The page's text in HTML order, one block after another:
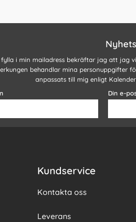
i min mailadress bekräftar jag att jag
behandlar mina personuppgifter
anpassats till mig enligt
Din e-
Kundservice
Kontakta oss
Leverans